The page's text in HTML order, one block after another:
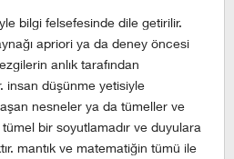
bilgi felsefesinde dile getirilir.
apriori ya da deney öncesi
anlık tarafından
insan düşünme yetisiyle
nesneler ya da tümeller ve
tümel bir soyutlamadır ve duyulara
mantık ve matematiğin tümü ile